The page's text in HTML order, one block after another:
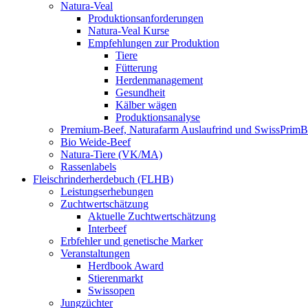
Natura-Veal
Produktionsanforderungen
Natura-Veal Kurse
Empfehlungen zur Produktion
Tiere
Fütterung
Herdenmanagement
Gesundheit
Kälber wägen
Produktionsanalyse
Premium-Beef, Naturafarm Auslaufrind und
Bio Weide-Beef
Natura-Tiere (VK/MA)
Rassenlabels
Fleisch­rinder­herdebuch (FLHB)
Leistungserhebungen
Zuchtwertschätzung
Aktuelle Zuchtwertschätzung
Interbeef
Erbfehler und genetische Marker
Veranstaltungen
Herdbook Award
Stierenmarkt
Swissopen
Jungzüchter